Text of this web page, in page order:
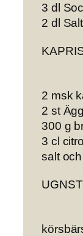
3 dl
2 dl Salt
2 msk
2 st Ägg
300 g
3 cl
salt